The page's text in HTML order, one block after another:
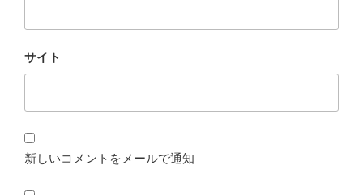
サイト
新しいコメントをメールで通知